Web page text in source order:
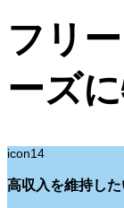
フリ
ーズ
icon14
高収入を維持した